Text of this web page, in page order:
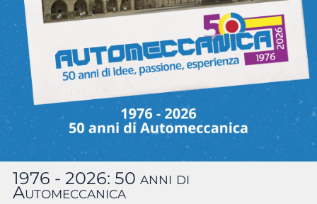
1976 - 2026: 50 anni di
Automeccanica